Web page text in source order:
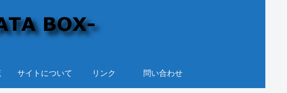
サイトについて リンク 問い合わせ